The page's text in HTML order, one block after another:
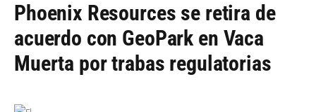
Phoenix Resources se retira de
acuerdo con GeoPark en Vaca
Muerta por trabas regulatorias